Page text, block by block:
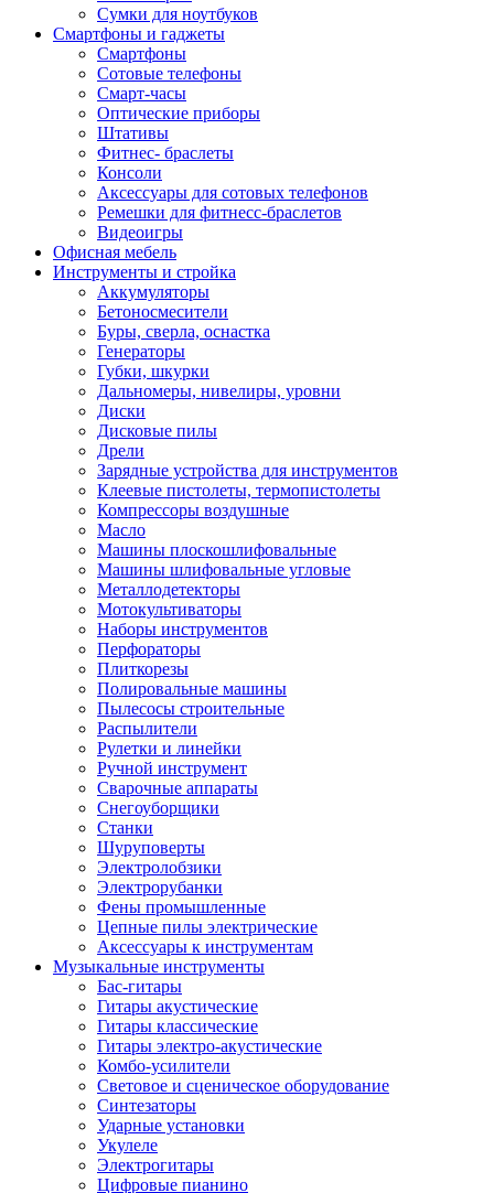
Сумки для ноутбуков
Смартфоны и гаджеты
Смартфоны
Сотовые телефоны
Смарт-часы
Оптические приборы
Штативы
Фитнес- браслеты
Консоли
Аксессуары для сотовых телефонов
Ремешки для фитнесс-браслетов
Видеоигры
Офисная мебель
Инструменты и стройка
Аккумуляторы
Бетоносмесители
Буры, сверла, оснастка
Генераторы
Губки, шкурки
Дальномеры, нивелиры, уровни
Диски
Дисковые пилы
Дрели
Зарядные устройства для инструментов
Клеевые пистолеты, термопистолеты
Компрессоры воздушные
Масло
Машины плоскошлифовальные
Машины шлифовальные угловые
Металлодетекторы
Мотокультиваторы
Наборы инструментов
Перфораторы
Плиткорезы
Полировальные машины
Пылесосы строительные
Распылители
Рулетки и линейки
Ручной инструмент
Сварочные аппараты
Снегоуборщики
Станки
Шуруповерты
Электролобзики
Электрорубанки
Фены промышленные
Цепные пилы электрические
Аксессуары к инструментам
Музыкальные инструменты
Бас-гитары
Гитары акустические
Гитары классические
Гитары электро-акустические
Комбо-усилители
Световое и сценическое оборудование
Синтезаторы
Ударные установки
Укулеле
Электрогитары
Цифровые пианино